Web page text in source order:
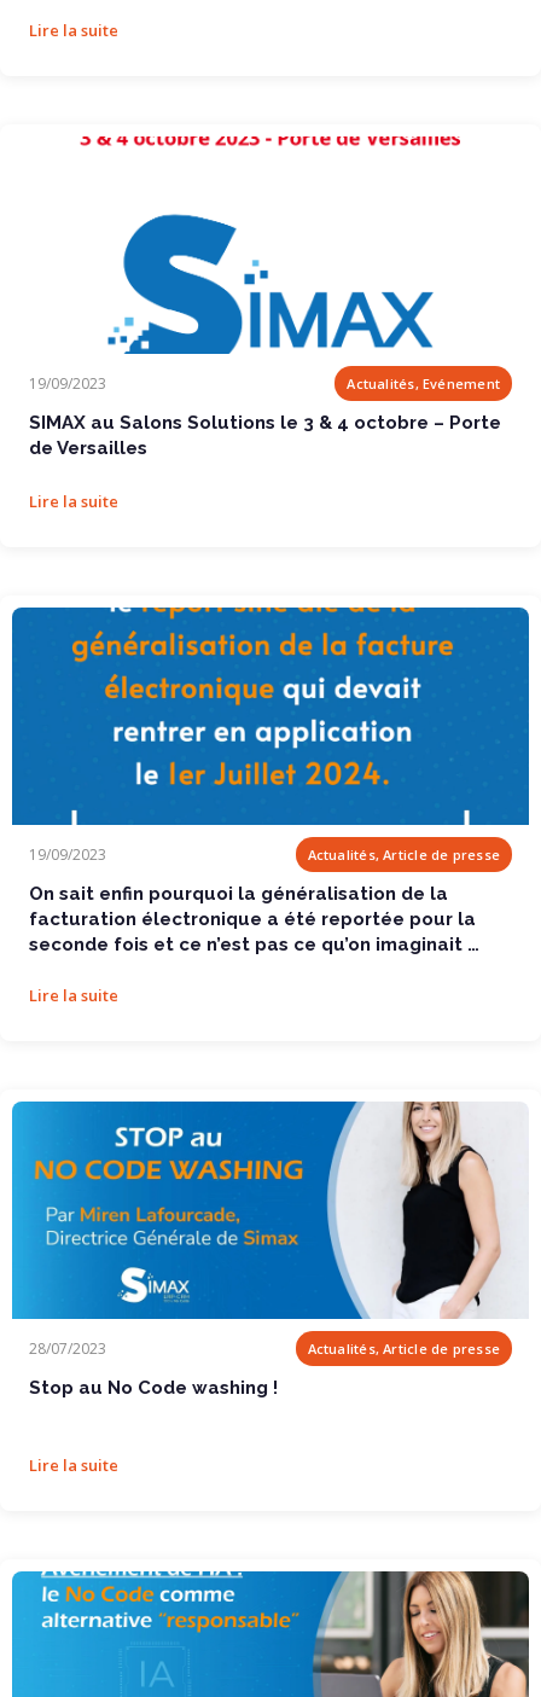
Lire la suite
19/09/2023 Actualités, Evénement
SIMAX au Salons Solutions le 3 & 4 octobre – Porte
de Versailles
Lire la suite
On sait enfin pourquoi la généralisation de la...
19/09/2023 Actualités, Article de presse
On sait enfin pourquoi la généralisation de la
facturation électronique a été reportée pour la
seconde fois et ce n’est pas ce qu’on imaginait …
Lire la suite
28/07/2023 Actualités, Article de presse
Stop au No Code washing !
Lire la suite